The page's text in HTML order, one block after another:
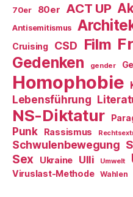
70er 80er ACT UP
Antisemitismus
Cruising CSD Film
Gedenken gender
Homophobie
Lebensführung
NS-Diktatur
Punk
Rassismus
Schwulenbewegung
Sex Ukraine Ulli Umwelt
Viruslast-Methode Wahlen